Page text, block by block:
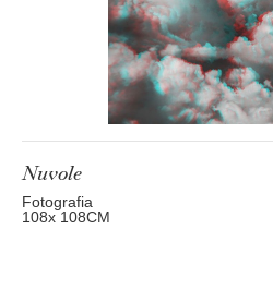
Nuvole
Fotografia
108x 108CM